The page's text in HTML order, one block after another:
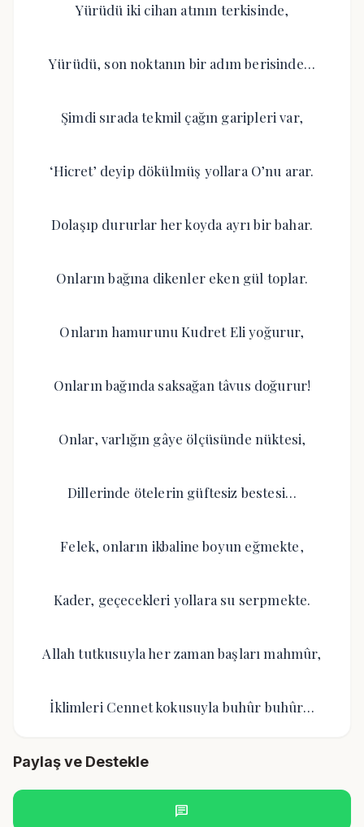
Yürüdü iki cihan atının terkisinde,
Yürüdü, son noktanın bir adım berisinde…
Şimdi sırada tekmil çağın garipleri var,
‘Hicret’ deyip dökülmüş yollara O’nu arar.
Dolaşıp dururlar her koyda ayrı bir bahar.
Onların bağına dikenler eken gül toplar.
Onların hamurunu Kudret Eli yoğurur,
Onların bağında saksağan tâvus doğurur!
Onlar, varlığın gâye ölçüsünde nüktesi,
Dillerinde ötelerin güftesiz bestesi…
Felek, onların ikbaline boyun eğmekte,
Kader, geçecekleri yollara su serpmekte.
Allah tutkusuyla her zaman başları mahmûr,
İklimleri Cennet kokusuyla buhûr buhûr…
Paylaş ve Destekle
chat